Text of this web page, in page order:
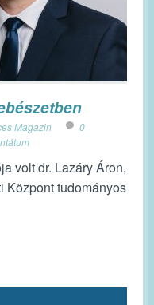
Magazin
0
volt dr. Lazáry Áron,
Központ tudományos